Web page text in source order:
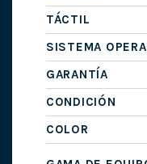
TÁCTIL
SISTEMA
GARANTÍA
CONDICIÓN
COLOR